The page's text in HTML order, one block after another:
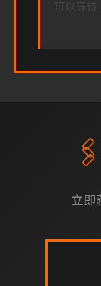
可以等待
🖇️
立即